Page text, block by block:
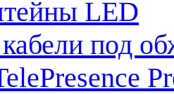
LED
под